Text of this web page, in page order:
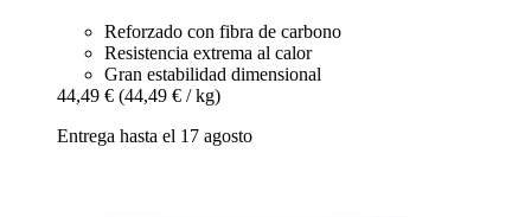
Reforzado con fibra de carbono
Resistencia extrema al calor
Gran estabilidad dimensional
44,49 € (44,49 € / kg)
Entrega hasta el 17 agosto